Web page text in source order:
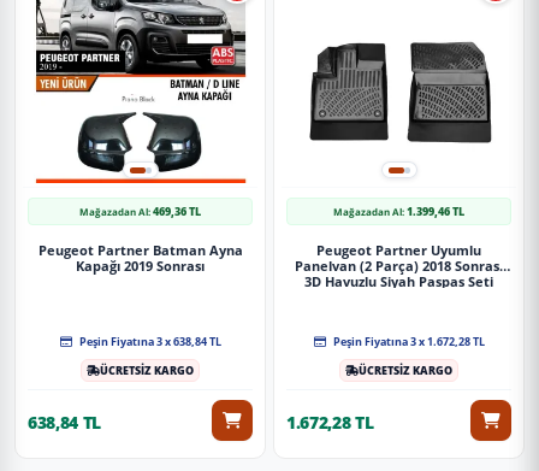
Mağazadan Al:469,36 TL
Peugeot Partner Batman Ayna
Kapağı 2019 Sonrası
Peşin Fiyatına 3 x 638,84 TL
ÜCRETSİZ KARGO
638,84 TL
Mağazadan Al:1.399,46 TL
Peugeot Partner Uyumlu
Panelvan (2 Parça) 2018 Sonrası
3D Havuzlu Siyah Paspas Seti
Peşin Fiyatına 3 x 1.672,28 TL
ÜCRETSİZ KARGO
1.672,28 TL